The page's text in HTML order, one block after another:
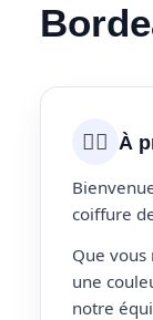
💇‍♀️ À
coiffure
Que vous
une
notre